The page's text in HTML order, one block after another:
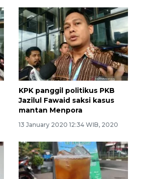
KPK panggil politikus PKB
Jazilul Fawaid saksi kasus
mantan Menpora
13 January 2020 12:34 WIB, 2020